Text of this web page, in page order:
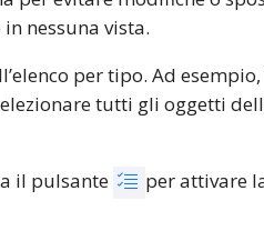
nessuna vista.
per tipo. Ad
tutti gli oggetti
il pulsante
per attivare